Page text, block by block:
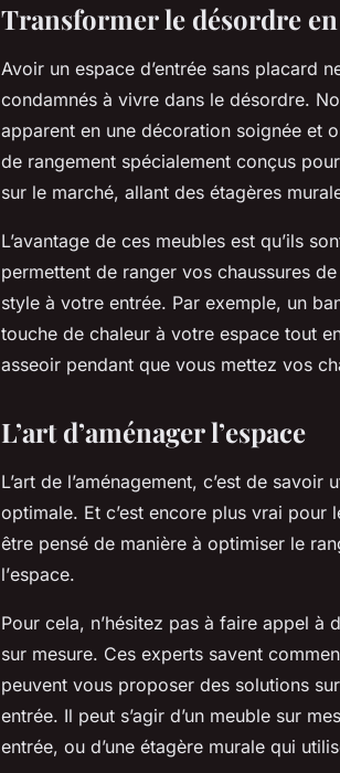
Transformer le désordre
Avoir un espace d’entrée sans placard
condamnés à vivre dans le désordre.
apparent en une décoration soignée et
de rangement spécialement conçus
sur le marché, allant des étagères
L’avantage de ces meubles est qu’ils
permettent de ranger vos chaussures
style à votre entrée. Par exemple, un
touche de chaleur à votre espace tout
asseoir pendant que vous mettez vos
L’art d’aménager l’espace
L’art de l’aménagement, c’est de
optimale. Et c’est encore plus vrai
être pensé de manière à optimiser le
l’espace.
Pour cela, n’hésitez pas à faire appel à
sur mesure. Ces experts savent
peuvent vous proposer des solutions
entrée. Il peut s’agir d’un meuble sur
entrée, ou d’une étagère murale qui